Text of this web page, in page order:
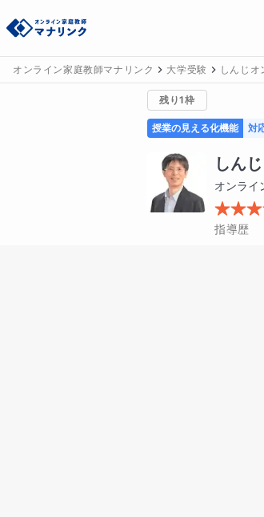
オンライン家庭教師マナリンク 大学受験 しんじオ
残り1枠
授業の見える化機能 対
しんじ
オンライ
指導歴